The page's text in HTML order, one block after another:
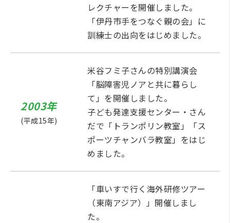
レクチャーを開催しました。
「伊丹市手をつなぐ親の会」に
訓練士の出向をはじめました。
2003年
(平成15年)
米谷フミ子さんの特別講演会
「脳障害児ノアと共に暮らし
て」を開催しました。
子ども発達支援センター・さん
だで「トランポリン教室」「ス
ポーツチャンバラ教室」をはじ
めました。
「車いすで行く海外研修ツアー
（東南アジア）」開催しまし
た。